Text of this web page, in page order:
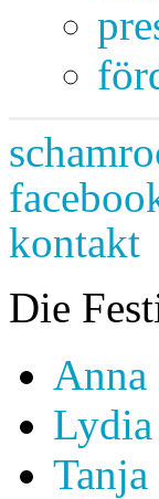
kontakt
Die
Anna